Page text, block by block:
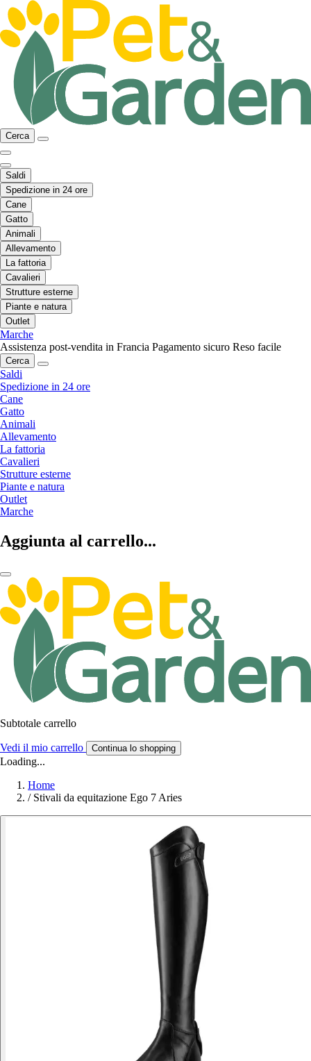
Cerca
Saldi
Spedizione in 24 ore
Cane
Gatto
Animali
Allevamento
La fattoria
Cavalieri
Strutture esterne
Piante e natura
Outlet
Marche
Assistenza post-vendita in Francia Pagamento sicuro Reso facile
Cerca
Saldi
Spedizione in 24 ore
Cane
Gatto
Animali
Allevamento
La fattoria
Cavalieri
Strutture esterne
Piante e natura
Outlet
Marche
Aggiunta al carrello...
Subtotale carrello
Vedi il mio carrello Continua lo shopping
Loading...
Home
/ Stivali da equitazione Ego 7 Aries